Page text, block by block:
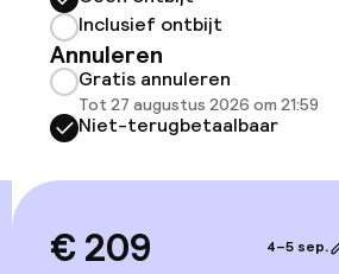
Inclusief ontbijt
Annuleren
Gratis annuleren
Tot 27 augustus 2026 om 21:59
Niet-terugbetaalbaar
€ 209 4–5 sep.